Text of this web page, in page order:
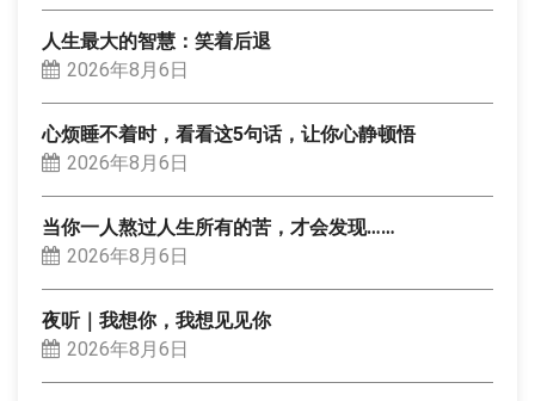
人生最大的智慧：笑着后退
2026年8月6日
心烦睡不着时，看看这5句话，让你心静顿悟
2026年8月6日
当你一人熬过人生所有的苦，才会发现……
2026年8月6日
夜听｜我想你，我想见见你
2026年8月6日